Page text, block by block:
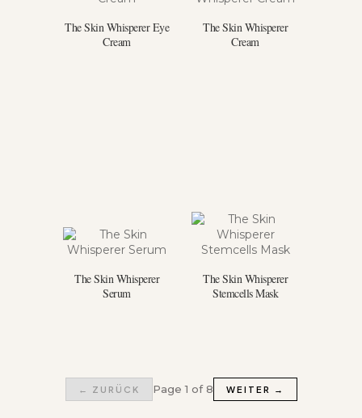
The Skin Whisperer Eye
Cream
The Skin Whisperer
Cream
The Skin Whisperer
Serum
The Skin Whisperer
Stemcells Mask
← ZURÜCK Page 1 of 8 WEITER →